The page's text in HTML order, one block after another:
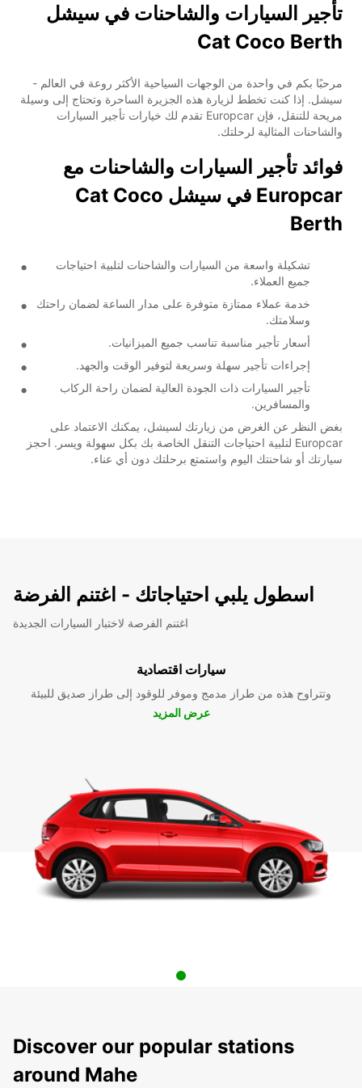
تأجير السيارات والشاحنات في سيشل
Cat Coco Berth
مرحبًا بكم في واحدة من الوجهات السياحية الأكثر روعة في العالم -
سيشل. إذا كنت تخطط لزيارة هذه الجزيرة الساحرة وتحتاج إلى وسيلة
مريحة للتنقل، فإن Europcar تقدم لك خيارات تأجير السيارات
والشاحنات المثالية لرحلتك.
فوائد تأجير السيارات والشاحنات مع
Europcar في سيشل Cat Coco
Berth
تشكيلة واسعة من السيارات والشاحنات لتلبية احتياجات
جميع العملاء.
خدمة عملاء ممتازة متوفرة على مدار الساعة لضمان راحتك
وسلامتك.
أسعار تأجير مناسبة تناسب جميع الميزانيات.
إجراءات تأجير سهلة وسريعة لتوفير الوقت والجهد.
تأجير السيارات ذات الجودة العالية لضمان راحة الركاب
والمسافرين.
بغض النظر عن الغرض من زيارتك لسيشل، يمكنك الاعتماد على
Europcar لتلبية احتياجات التنقل الخاصة بك بكل سهولة ويسر. احجز
سيارتك أو شاحنتك اليوم واستمتع برحلتك دون أي عناء.
اسطول يلبي احتياجاتك - اغتنم الفرضة
اغتنم الفرصة لاختبار السيارات الجديدة
سيارات اقتصادية
وتتراوح هذه من طراز مدمج وموفر للوقود إلى طراز صديق للبيئة
عرض المزيد
Discover our popular stations
around Mahe